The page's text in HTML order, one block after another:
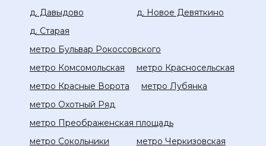
д. Давыдово
д. Новое Девяткино
д. Старая
метро Бульвар Рокоссовского
метро Комсомольская
метро Красносельская
метро Красные Ворота
метро Лубянка
метро Охотный Ряд
метро Преображенская площадь
метро Сокольники
метро Черкизовская